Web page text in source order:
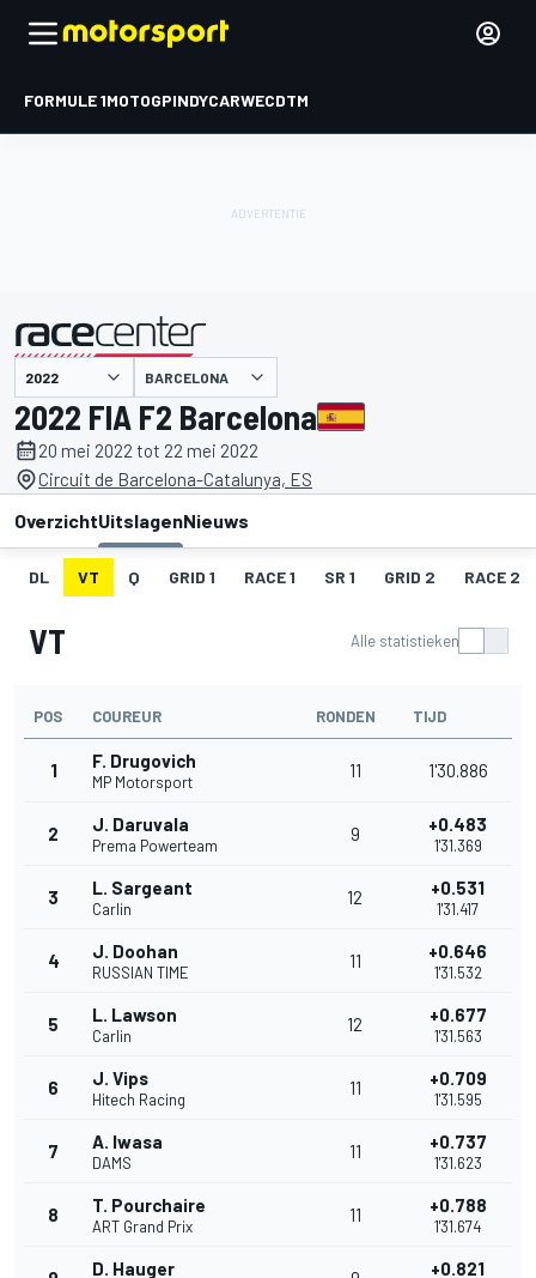
FORMULE 1MOTOGPINDYCARWECDTM
gepresenteerd door BARCELONA
2022 FIA F2 Barcelona
20 mei 2022 tot 22 mei 2022
Circuit de Barcelona-Catalunya, ES
OverzichtUitslagenNieuws
DL VT Q GRID 1 RACE 1 SR 1 GRID 2 RACE 2
VT Alle statistieken
POS COUREUR RONDEN TIJD
1 F. Drugovich
MP Motorsport
11 1'30.886
2 J. Daruvala
Prema Powerteam
9 +0.483
1'31.369
3 L. Sargeant
Carlin
12 +0.531
1'31.417
4 J. Doohan
RUSSIAN TIME
11 +0.646
1'31.532
5 L. Lawson
Carlin
12 +0.677
1'31.563
6 J. Vips
Hitech Racing
11 +0.709
1'31.595
7 A. Iwasa
DAMS
11 +0.737
1'31.623
8 T. Pourchaire
ART Grand Prix
11 +0.788
1'31.674
D. Hauger +0.821